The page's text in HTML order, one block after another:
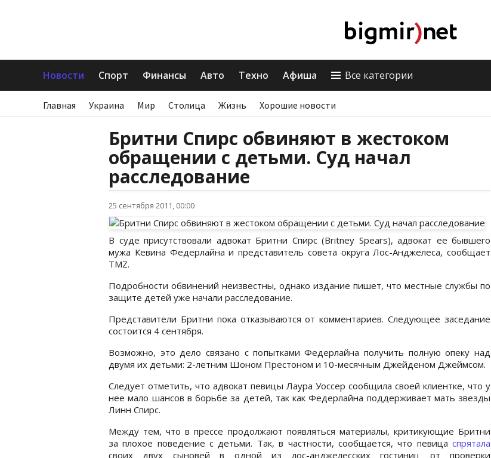
Новости Спорт Финансы Авто Техно Афиша Все категории
Главная Украина Мир Столица Жизнь Хорошие новости
Бритни Спирс обвиняют в жестоком
обращении с детьми. Суд начал
расследование
25 сентября 2011, 00:00
В суде присутствовали адвокат Бритни Спирс (Britney Spears), адвокат ее бывшего
мужа Кевина Федерлайна и представитель совета округа Лос-Анджелеса, сообщает
TMZ.
Подробности обвинений неизвестны, однако издание пишет, что местные службы по
защите детей уже начали расследование.
Представители Бритни пока отказываются от комментариев. Следующее заседание
состоится 4 сентября.
Возможно, это дело связано с попытками Федерлайна получить полную опеку над
двумя их детьми: 2-летним Шоном Престоном и 10-месячным Джейденом Джеймсом.
Следует отметить, что адвокат певицы Лаура Уоссер сообщила своей клиентке, что у
нее мало шансов в борьбе за детей, так как Федерлайна поддерживает мать звезды
Линн Спирс.
Между тем, что в прессе продолжают появляться материалы, критикующие Бритни
за плохое поведение с детьми. Так, в частности, сообщается, что певица спрятала
своих двух сыновей в одной из лос-анджелесских гостиниц от проверки